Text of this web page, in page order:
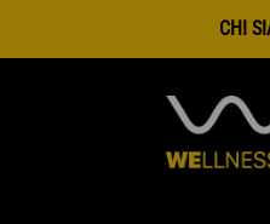
CHI